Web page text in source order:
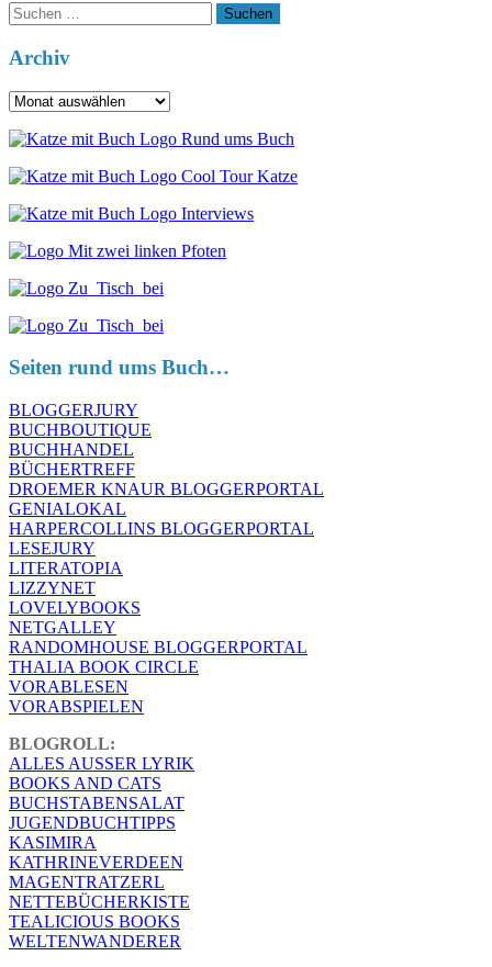
Suchen
nach:
Archiv
Archiv
Seiten rund ums Buch…
BLOGGERJURY
BUCHBOUTIQUE
BUCHHANDEL
BÜCHERTREFF
DROEMER KNAUR BLOGGERPORTAL
GENIALOKAL
HARPERCOLLINS BLOGGERPORTAL
LESEJURY
LITERATOPIA
LIZZYNET
LOVELYBOOKS
NETGALLEY
RANDOMHOUSE BLOGGERPORTAL
THALIA BOOK CIRCLE
VORABLESEN
VORABSPIELEN
BLOGROLL:
ALLES AUSSER LYRIK
BOOKS AND CATS
BUCHSTABENSALAT
JUGENDBUCHTIPPS
KASIMIRA
KATHRINEVERDEEN
MAGENTRATZERL
NETTEBÜCHERKISTE
TEALICIOUS BOOKS
WELTENWANDERER